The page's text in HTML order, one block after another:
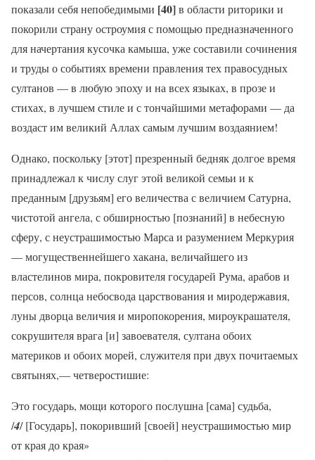
показали себя непобедимыми [40]в области риторики и
покорили страну остроумия с помощью предназначенного
для начертания кусочка камыша, уже составили сочинения
и труды о событиях времени правления тех правосудных
султанов — в любую эпоху и на всех языках, в прозе и
стихах, в лучшем стиле и с тончайшими метафорами — да
воздаст им великий Аллах самым лучшим воздаянием!
Однако, поскольку [этот] презренный бедняк долгое время
принадлежал к числу слуг этой великой семьи и к
преданным [друзьям] его величества с величием Сатурна,
чистотой ангела, с обширностью [познаний] в небесную
сферу, с неустрашимостью Марса и разумением Меркурия
— могущественнейшего хакана, величайшего из
властелинов мира, покровителя государей Рума, арабов и
персов, солнца небосвода царствования и миродержавия,
луны дворца величия и миропокорения, мироукрашателя,
сокрушителя врага [и] завоевателя, султана обоих
материков и обоих морей, служителя при двух почитаемых
святынях,— четверостишие:
Это государь, мощи которого послушна [сама] судьба,
/4/ [Государь], покоривший [своей] неустрашимостью мир
от края до края»